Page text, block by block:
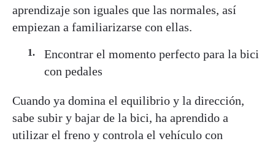
aprendizaje son iguales que las normales, así
empiezan a familiarizarse con ellas.
Encontrar el momento perfecto para la bici
con pedales
Cuando ya domina el equilibrio y la dirección,
sabe subir y bajar de la bici, ha aprendido a
utilizar el freno y controla el vehículo con